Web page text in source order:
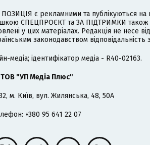
є рекламними та публікуються на
СПЕЦПРОЄКТ та ЗА ПІДТРИМКИ
у цих матеріалах. Редакція не несе
законодавством
медіа; ідентифікатор медіа - R40-02163.
ТОВ "УП Медіа Плюс"
м. Київ, вул. Жилянська, 48, 50А
+380 95 641 22 07